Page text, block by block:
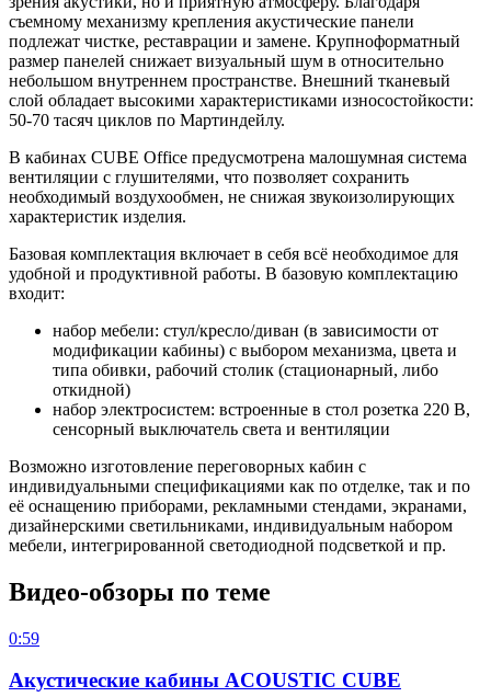
съемному механизму крепления акустические панели
подлежат чистке, реставрации и замене. Крупноформатный
размер панелей снижает визуальный шум в относительно
небольшом внутреннем пространстве. Внешний тканевый
слой обладает высокими характеристиками износостойкости:
50-70 тасяч циклов по Мартиндейлу.
В кабинах CUBE Office предусмотрена малошумная система
вентиляции с глушителями, что позволяет сохранить
необходимый воздухообмен, не снижая звукоизолирующих
характеристик изделия.
Базовая комплектация включает в себя всё необходимое для
удобной и продуктивной работы. В базовую комплектацию
входит:
набор мебели: стул/кресло/диван (в зависимости от
модификации кабины) с выбором механизма, цвета и
типа обивки, рабочий столик (стационарный, либо
откидной)
набор электросистем: встроенные в стол розетка 220 В,
сенсорный выключатель света и вентиляции
Возможно изготовление переговорных кабин с
индивидуальными спецификациями как по отделке, так и по
её оснащению приборами, рекламными стендами, экранами,
дизайнерскими светильниками, индивидуальным набором
мебели, интегрированной светодиодной подсветкой и пр.
Видео-обзоры по теме
0:59
Акустические кабины ACOUSTIC CUBE